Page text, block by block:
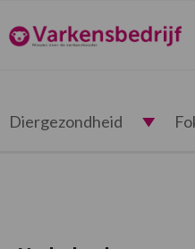
de
hoofdnavigatie
de
hoofd
de
eerste
de
voettekst
Varkensbedrijf.nl
Diergezondheid